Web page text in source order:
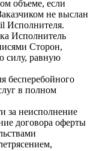
объеме, если
не выслан
Исполнителя.
Исполнитель
Сторон,
силу, равную
бесперебойного
в полном
за неисполнение
договора оферты